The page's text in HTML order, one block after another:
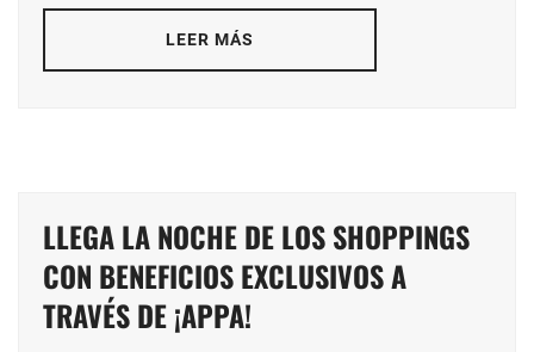
LEER MÁS
LLEGA LA NOCHE DE LOS SHOPPINGS
CON BENEFICIOS EXCLUSIVOS A
TRAVÉS DE ¡APPA!